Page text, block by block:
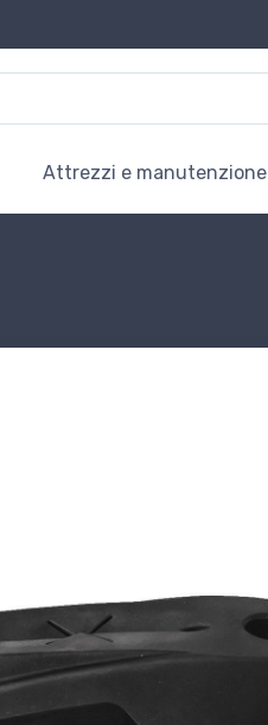
Attrezzi e manutenzione